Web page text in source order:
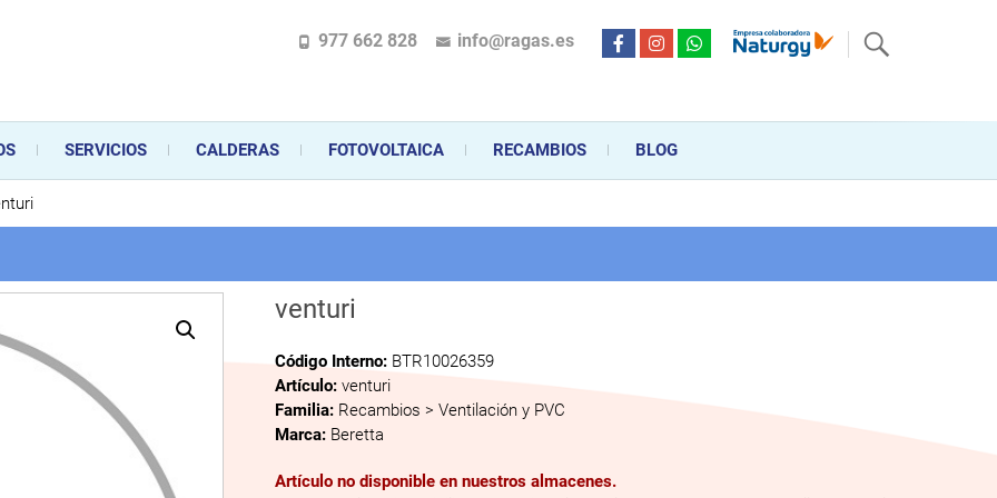
en la instalación, comercialización y mantenimiento de gas y electricidad desde hace más de 20 años . Acompañamos al cliente
aparatos de gas, climatización o electrodomésticos, desde el asesoramiento personalizado en la venta, montaje y reparación, hasta la
977 662 828 info@ragas.es
SERVICIOS CALDERAS FOTOVOLTAICA RECAMBIOS BLOG
venturi
Código Interno: BTR10026359
Artículo:venturi
Familia: Recambios > Ventilación y PVC
Marca: Beretta
Artículo no disponible en nuestros almacenes.